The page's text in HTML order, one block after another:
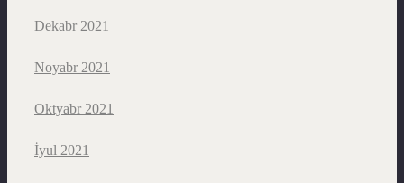
Dekabr 2021
Noyabr 2021
Oktyabr 2021
İyul 2021